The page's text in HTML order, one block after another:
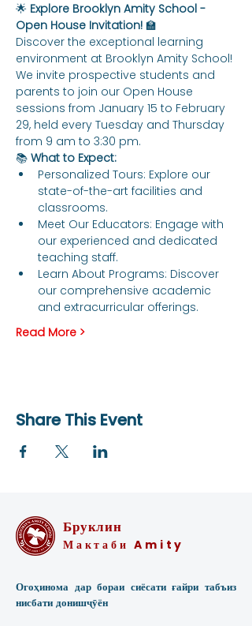
🌟 Explore Brooklyn Amity School -
Open House Invitation! 🏫
Discover the exceptional learning
environment at Brooklyn Amity School!
We invite prospective students and
parents to join our Open House
sessions from January 15 to February
29, held every Tuesday and Thursday
from 9 am to 3:30 pm.
📚 What to Expect:
Personalized Tours: Explore our
state-of-the-art facilities and
classrooms.
Meet Our Educators: Engage with
our experienced and dedicated
teaching staff.
Learn About Programs: Discover
our comprehensive academic
and extracurricular offerings.
Read More >
Share This Event
Бруклин
Мактаби Amity
Огоҳинома дар бораи сиёсати ғайри табъиз
нисбати донишҷӯён